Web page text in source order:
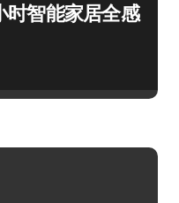
时智能家居全感